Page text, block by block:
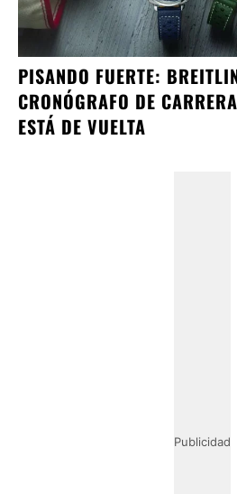
PISANDO FUERTE:
CRONÓGRAFO DE
ESTÁ DE VUELTA
Publicidad